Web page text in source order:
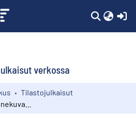
verkossa
Tilastojulkaisut